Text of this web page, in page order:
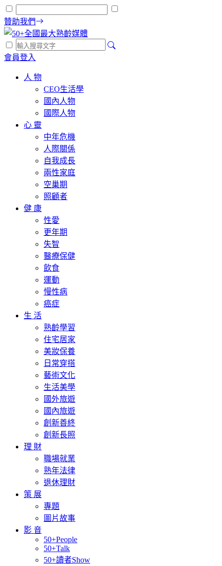
贊助我們
會員登入
人 物
CEO生活學
國內人物
國際人物
心 靈
中年危機
人際關係
自我成長
兩性家庭
空巢期
照顧者
健 康
性愛
更年期
失智
醫療保健
飲食
運動
慢性病
癌症
生 活
熟齡學習
住宅居家
美妝保養
日常穿搭
藝術文化
生活美學
國外旅遊
國內旅遊
創新善終
創新長照
理 財
職場就業
熟年法律
退休理財
策 展
專題
圖片故事
影 音
50+People
50+Talk
50+讀者Show